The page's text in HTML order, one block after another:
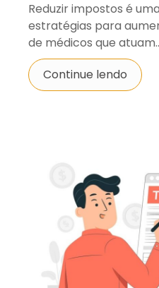
Reduzir impostos é
estratégias para
de médicos que
Continue lendo